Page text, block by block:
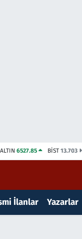
ALTIN 6527.85 BİST13.703
İlanlar Yazarlar